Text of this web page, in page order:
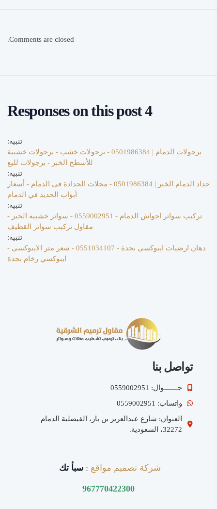
Comments are closed.
4 Responses on this post
تنبيه:
برجولات الدمام | 0501986384 - برجولات خشب - برجولات خشبية
للأسطح الخبر - برجولات لليع
تنبيه:
حداد الدمام الخبر | 0501986384 - محلات الحدادة في الدمام - أسعار
أبواب الحديد في الدمام
تنبيه:
تركيب سواتر احواش الدمام - 0559002951 - سواتر خشبيه الخبر -
مقاول تركيب سواتر القطيف
تنبيه:
دهان ارضيات ايبوكسي بجدة - 0551034107 - سعر متر الايبوكسي -
ايبوكسي رخام بجدة
تواصل بنا
جـــــــوال: 0559002951
واتساب: 0559002951
العنوان: شارع عبدالعزيز بن باز، الفيصلية الدمام
32272، السعودية.
شركة تصميم مواقع :سبأ تك
967770422300